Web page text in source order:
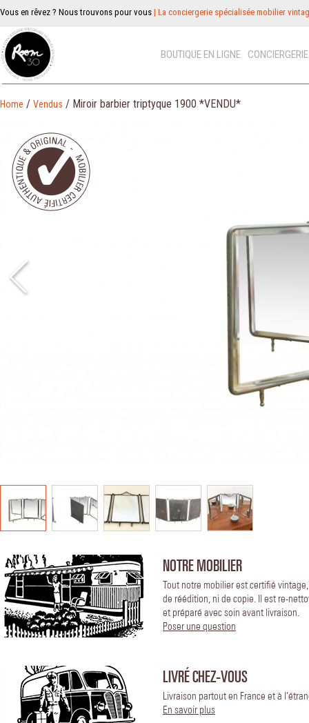
Vous en rêvez ? Nous trouvons pour vous | La conciergerie spécialisée mobilier
BOUTIQUE EN LIGNE
Home / Vendus / Miroir barbier triptyque 1900 *VENDU*
NOTRE MOBILIER
Tout notre mobilier est certifié
de réédition, ni de copie. Il est re-
et préparé avec soin avant livraison.
Poser une question
LIVRÉ CHEZ-VOUS
Livraison partout en France et à
En savoir plus